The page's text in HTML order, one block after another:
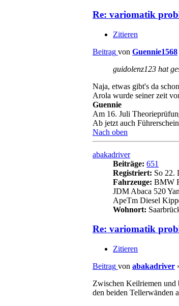
Re: variomatik
Zitieren
Beitrag von Guennie1568
guidolenz123 hat
Naja, etwas gibt's da
Arola wurde seiner zeit
Guennie
Am 16. Juli
Ab jetzt auch
Nach oben
abakadriver
Beiträge: 651
Registriert: So 22.
Fahrzeuge: BMW
JDM Abaca 520
ApeTm Diesel
Wohnort:
Re: variomatik
Zitieren
Beitrag von abakadriver
Zwischen Keilriemen und
den beiden Tellerwänden